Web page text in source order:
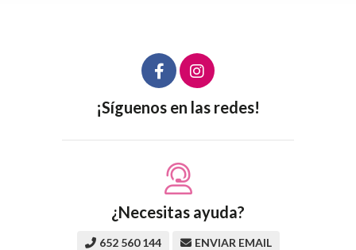
¡Síguenos en las redes!
¿Necesitas ayuda?
652 560 144
ENVIAR EMAIL